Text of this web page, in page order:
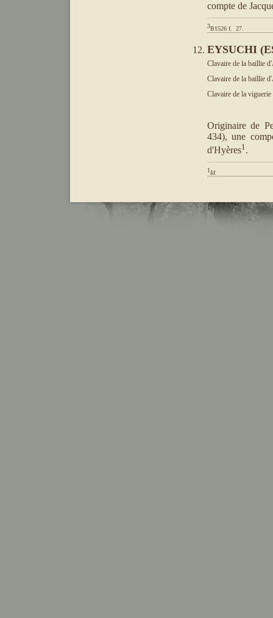
compte de
3B1526 f.  27.
EYSUCHI
Clavaire de la baillie
Clavaire de la baillie
Clavaire de la
Originaire de
434), une
d'Hyères1 .
1 Id.